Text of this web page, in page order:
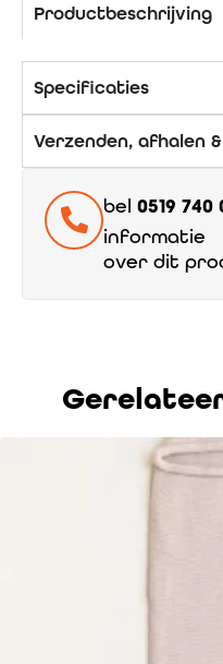
Productbeschrijving
Specificaties
Verzenden, afhalen
bel 0519 740
informatie
over dit